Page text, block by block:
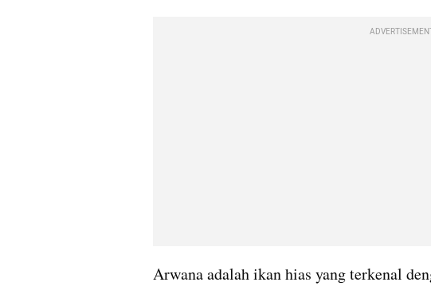
Arwana adalah ikan hias yang terkenal